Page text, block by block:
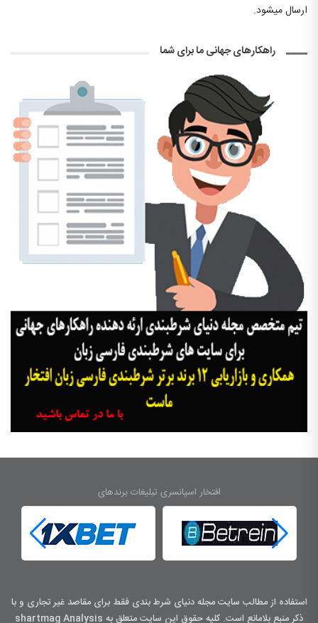
ارسال میشود.
راهکارهای جهانی ما برای شما
افتخار اسپانسری تبلیغات برندهای
استفاده از مطالب سایت مجله دنیای شرط بندی فقط برای مقاصد غیر تجاری و با
ذکر منبع بلامانع است. کليه حقوق اين سايت متعلق به shartmag Analysis